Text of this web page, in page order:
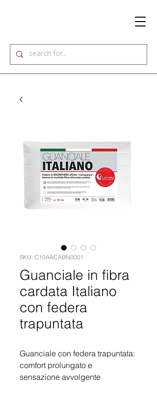
SKU: C10AACABN0001
Guanciale in fibra
cardata Italiano
con federa
trapuntata
Guanciale con federa trapuntata:
comfort prolungato e
sensazione avvolgente